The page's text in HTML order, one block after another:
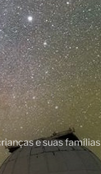
e suas famílias